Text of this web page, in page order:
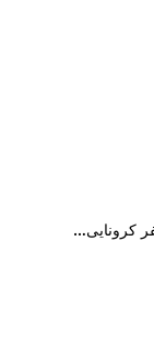
کرونایی…